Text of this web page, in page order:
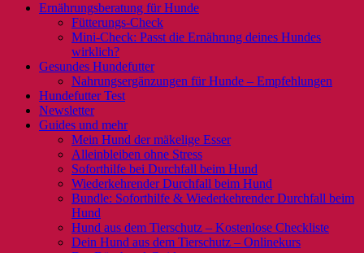
Ernährungsberatung für Hunde
Fütterungs-Check
Mini-Check: Passt die Ernährung deines Hundes
wirklich?
Gesundes Hundefutter
Nahrungsergänzungen für Hunde – Empfehlungen
Hundefutter Test
Newsletter
Guides und mehr
Mein Hund der mäkelige Esser
Alleinbleiben ohne Stress
Soforthilfe bei Durchfall beim Hund
Wiederkehrender Durchfall beim Hund
Bundle: Soforthilfe & Wiederkehrender Durchfall beim
Hund
Hund aus dem Tierschutz – Kostenlose Checkliste
Dein Hund aus dem Tierschutz – Onlinekurs